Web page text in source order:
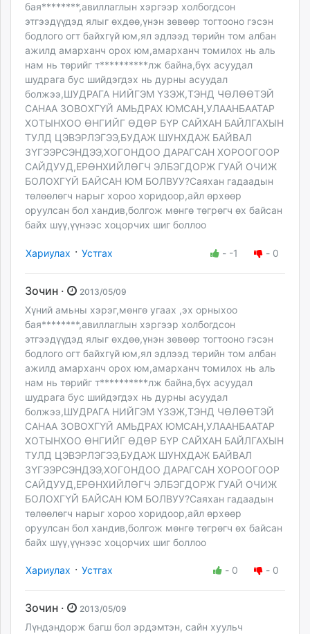
бая********,авиллаглын хэргээр холбогдсон
этгээдүүдэд ялыг өхдөө,үнэн зөвөөр тогтооно гэсэн
бодлого огт байхгүй юм,ял эдлээд төрийн том албан
ажилд амарханч орох юм,амарханч томилох нь аль
нам нь төрийг т**********лж байна,бүх асуудал
шудрага бус шийдэгдэх нь дурны асуудал
болжээ,ШУДРАГА НИЙГЭМ ҮЗЭЖ,ТЭНД ЧӨЛӨӨТЭЙ
САНАА ЗОВОХГҮЙ АМЬДРАХ ЮМСАН,УЛААНБААТАР
ХОТЫНХОО ӨНГИЙГ ӨДӨР БҮР САЙХАН БАЙЛГАХЫН
ТУЛД ЦЭВЭРЛЭГЭЭ,БУДАЖ ШУНХДАЖ БАЙВАЛ
ЗҮГЭЭРСЭНДЭЭ,ХОГОНДОО ДАРАГСАН ХОРООГООР
САЙДУУД,ЕРӨНХИЙЛӨГЧ ЭЛБЭГДОРЖ ГУАЙ ОЧИЖ
БОЛОХГҮЙ БАЙСАН ЮМ БОЛВУУ?Саяхан гадаадын
төлөөлөгч нарыг хороо хоридоор,айл өрхөөр
оруулсан бол хандив,болгож мөнгө төгрөгч өх байсан
байх шүү,үүнээс хоцорчих шиг боллоо
Хариулах · Устгах - -1 - 0
Зочин · 2013/05/09
Хүний амьны хэрэг,мөнгө угаах ,эх орныхоо
бая********,авиллаглын хэргээр холбогдсон
этгээдүүдэд ялыг өхдөө,үнэн зөвөөр тогтооно гэсэн
бодлого огт байхгүй юм,ял эдлээд төрийн том албан
ажилд амарханч орох юм,амарханч томилох нь аль
нам нь төрийг т**********лж байна,бүх асуудал
шудрага бус шийдэгдэх нь дурны асуудал
болжээ,ШУДРАГА НИЙГЭМ ҮЗЭЖ,ТЭНД ЧӨЛӨӨТЭЙ
САНАА ЗОВОХГҮЙ АМЬДРАХ ЮМСАН,УЛААНБААТАР
ХОТЫНХОО ӨНГИЙГ ӨДӨР БҮР САЙХАН БАЙЛГАХЫН
ТУЛД ЦЭВЭРЛЭГЭЭ,БУДАЖ ШУНХДАЖ БАЙВАЛ
ЗҮГЭЭРСЭНДЭЭ,ХОГОНДОО ДАРАГСАН ХОРООГООР
САЙДУУД,ЕРӨНХИЙЛӨГЧ ЭЛБЭГДОРЖ ГУАЙ ОЧИЖ
БОЛОХГҮЙ БАЙСАН ЮМ БОЛВУУ?Саяхан гадаадын
төлөөлөгч нарыг хороо хоридоор,айл өрхөөр
оруулсан бол хандив,болгож мөнгө төгрөгч өх байсан
байх шүү,үүнээс хоцорчих шиг боллоо
Хариулах · Устгах - 0 - 0
Зочин · 2013/05/09
Лүндэндорж багш бол эрдэмтэн, сайн хуульч